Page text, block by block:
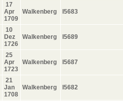
17
Apr
1709
Walkenberg I5683
10
Dez
1726
Walkenberg I5689
25
Apr
1723
Walkenberg I5687
21
Jan
1708
Walkenberg I5682